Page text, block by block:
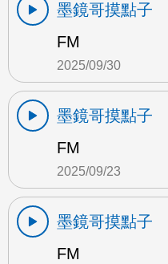
墨鏡哥摸點子
FM
2025/09/30
墨鏡哥摸點子
FM
2025/09/23
墨鏡哥摸點子
FM